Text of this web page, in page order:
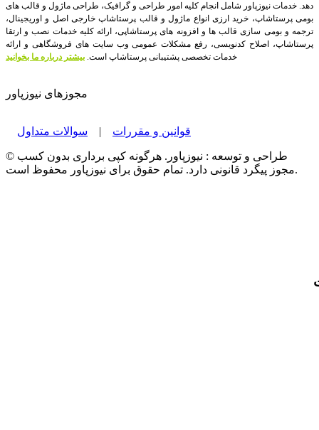
دهد. خدمات نیوزپاور شامل انجام کلیه امور طراحی و گرافیک، طراحی ماژول و قالب های
بومی پرستاشاپ، خرید ارزی انواع ماژول و قالب پرستاشاپ خارجی اصل و اوریجینال،
ترجمه و بومی سازی قالب ها و افزونه های پرستاشاپی، ارائه کلیه خدمات نصب و ارتقا
پرستاشاپ، اصلاح کدنویسی، رفع مشکلات عمومی وب سایت های فروشگاهی و ارائه
خدمات تخصصی پشتیبانی پرستاشاپ است. بیشتر درباره ما بخوانید
مجوزهای نیوزپاور
قوانین و مقررات | سوالات متداول
© طراحی و توسعه : نیوزپاور. هرگونه کپی برداری بدون کسب
مجوز پیگرد قانونی دارد. تمام حقوق برای نیوزپاور محفوظ است.